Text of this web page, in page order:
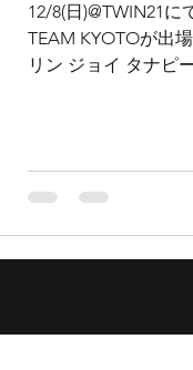
12/8(日)@TWIN21に
TEAM KYOTOが出
リン ジョイ タナピ